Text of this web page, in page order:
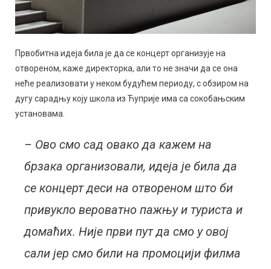
Првобитна идеја била је да се концерт организује на
отвореном, каже директорка, али то не значи да се она
неће реализовати у неком будућем периоду, с обзиром на
дугу сарадњу коју школа из Ћуприје има са сокобањским
установама.
– Ово смо сад овако да кажем на
брзака организовали, идеја је била да
се концерт деси на отвореном што би
привукло вероватно пажњу и туриста и
домаћих. Није први пут да смо у овој
сали јер смо били на промоцији филма